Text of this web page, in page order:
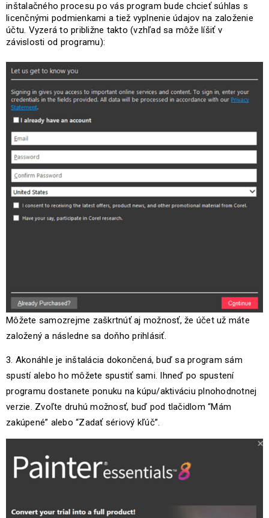
inštalačného procesu po vás program bude chcieť súhlas s
licenčnými podmienkami a tiež vyplnenie údajov na založenie
účtu. Vyzerá to približne takto (vzhľad sa môže líšiť v
závislosti od programu):
Môžete samozrejme zaškrtnúť aj možnosť, že účet už máte
založený a následne sa doňho prihlásiť.
3. Akonáhle je inštalácia dokončená, buď sa program sám
spustí alebo ho môžete spustiť sami. Ihneď po spustení
programu dostanete ponuku na kúpu/aktiváciu plnohodnotnej
verzie. Zvoľte druhú možnosť, buď pod tlačidlom “Mám
zakúpené” alebo “Zadať sériový kľúč”.